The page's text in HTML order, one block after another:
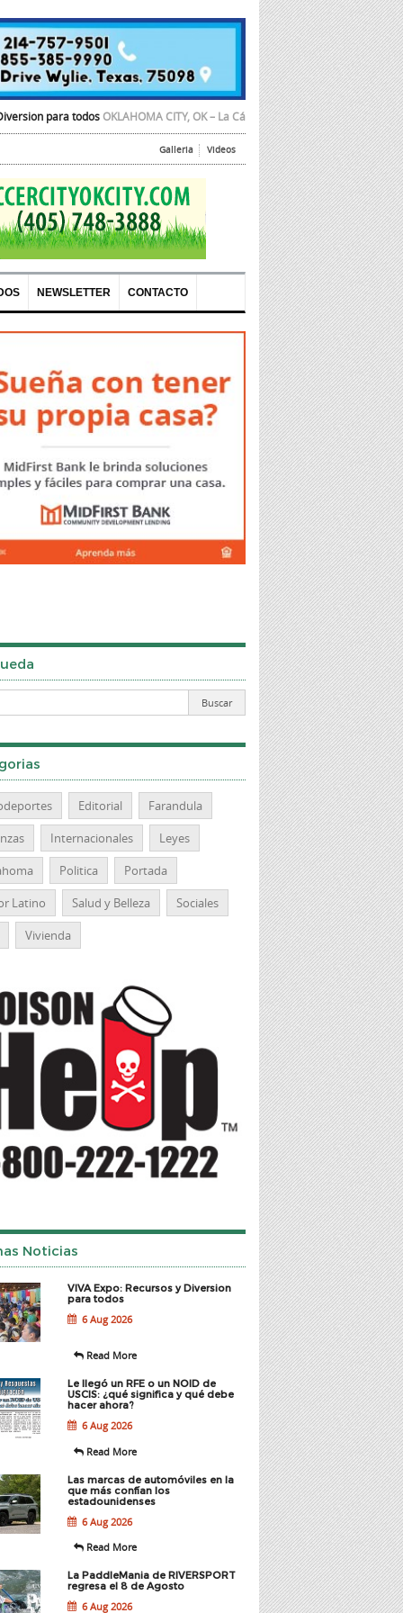
OKLAHOMA CITY, OK – La Cámara de Comercio Hispana de Oklahoma
Galleria Videos
NEWSLETTER CONTACTO
Editorial
Farandula
Internacionales
Leyes
Politica
Portada
Latino
Salud y Belleza
Sociales
Vivienda
Noticias
VIVA Expo: Recursos y Diversion
para todos
6 Aug 2026
Read More
Le llegó un RFE o un NOID de
USCIS: ¿qué significa y qué debe
hacer ahora?
6 Aug 2026
Read More
Las marcas de automóviles en la
que más confían los
estadounidenses
6 Aug 2026
Read More
La PaddleMania de RIVERSPORT
regresa el 8 de Agosto
6 Aug 2026